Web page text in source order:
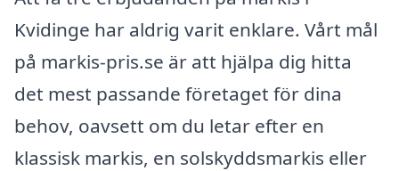
Kvidinge har aldrig varit enklare. Vårt mål
på markis-pris.se är att hjälpa dig hitta
det mest passande företaget för dina
behov, oavsett om du letar efter en
klassisk markis, en solskyddsmarkis eller